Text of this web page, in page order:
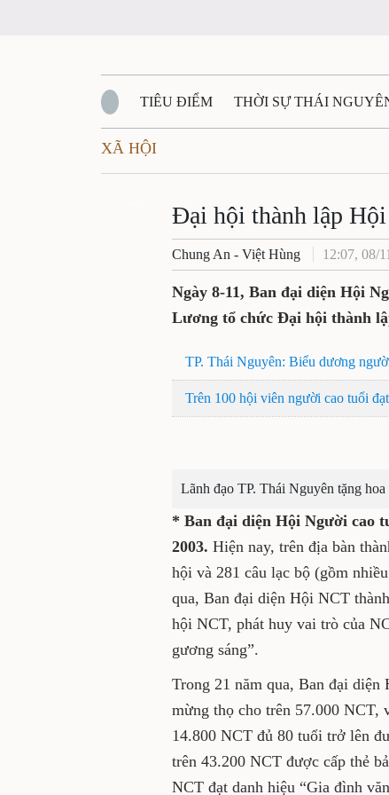
TIÊU ĐIỂM THỜI SỰ THÁI
QUỐC PHÒNG - AN NINH
QUÊ HƯƠNG - ĐẤT NƯỚC QUỐC TẾ
VĂN BẢN, CHÍNH SÁCH MỚI VĂN
XÃ HỘI
Đại hội thành lập
Chung An - Việt Hùng 12:07, 08/
Ngày 8-11, Ban đại diện Hội
Lương tổ chức Đại hội thành
TP. Thái Nguyên: Biểu dương
Trên 100 hội viên người cao tuổi
Lãnh đạo TP. Thái Nguyên tặng
* Ban đại diện Hội Người cao
2003. Hiện nay, trên địa bàn
hội và 281 câu lạc bộ (gồm
qua, Ban đại diện Hội NCT
hội NCT, phát huy vai trò của
gương sáng”.
Trong 21 năm qua, Ban đại
mừng thọ cho trên 57.000 NCT,
14.800 NCT đủ 80 tuổi trở lên
trên 43.200 NCT được cấp thẻ
NCT đạt danh hiệu “Gia đình